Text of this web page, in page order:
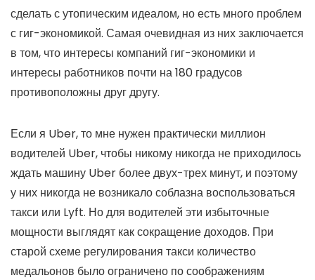
сделать с утопическим идеалом, но есть много проблем
с гиг-экономикой. Самая очевидная из них заключается
в том, что интересы компаний гиг-экономики и
интересы работников почти на 180 градусов
противоположны друг другу.
Если я Uber, то мне нужен практически миллион
водителей Uber, чтобы никому никогда не приходилось
ждать машину Uber более двух-трех минут, и поэтому
у них никогда не возникало соблазна воспользоваться
такси или Lyft. Но для водителей эти избыточные
мощности выглядят как сокращение доходов. При
старой схеме регулирования такси количество
медальонов было ограничено по соображениям